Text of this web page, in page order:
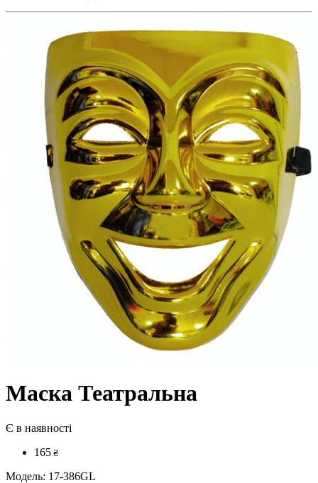
Маска Театральна
Є в наявності
165 ₴
Модель: 17-386GL